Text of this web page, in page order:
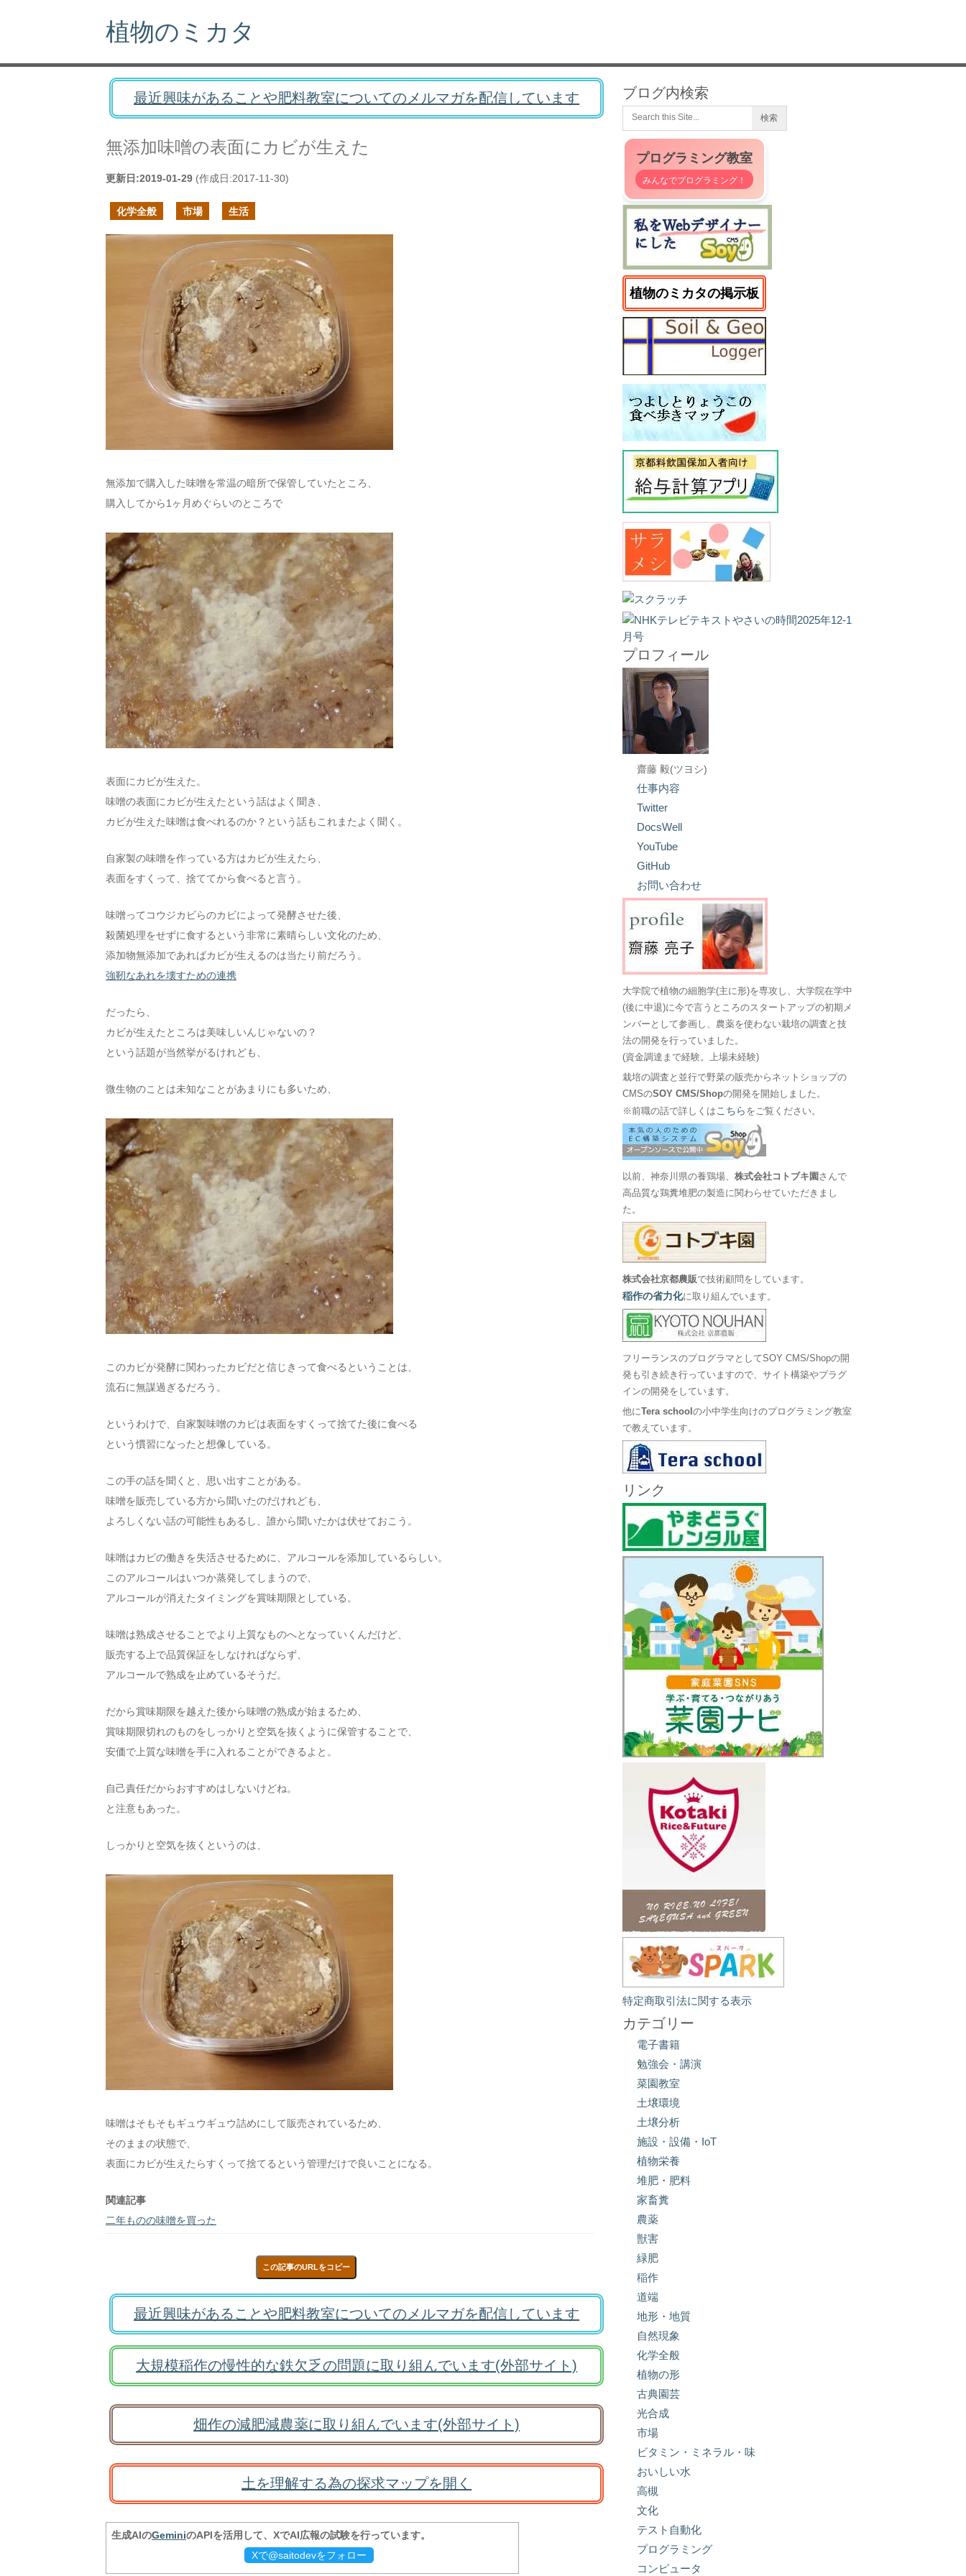
植物のミカタ
最近興味があることや肥料教室についてのメルマガを配信しています
無添加味噌の表面にカビが生えた
更新日:2019-01-29 (作成日:2017-11-30)
化学全般 市場 生活
無添加で購入した味噌を常温の暗所で保管していたところ、
購入してから1ヶ月めぐらいのところで
表面にカビが生えた。
味噌の表面にカビが生えたという話はよく聞き、
カビが生えた味噌は食べれるのか？という話もこれまたよく聞く。
自家製の味噌を作っている方はカビが生えたら、
表面をすくって、捨ててから食べると言う。
味噌ってコウジカビらのカビによって発酵させた後、
殺菌処理をせずに食するという非常に素晴らしい文化のため、
添加物無添加であればカビが生えるのは当たり前だろう。
強靭なあれを壊すための連携
だったら、
カビが生えたところは美味しいんじゃないの？
という話題が当然挙がるけれども、
微生物のことは未知なことがあまりにも多いため、
このカビが発酵に関わったカビだと信じきって食べるということは、
流石に無謀過ぎるだろう。
というわけで、自家製味噌のカビは表面をすくって捨てた後に食べる
という慣習になったと想像している。
この手の話を聞くと、思い出すことがある。
味噌を販売している方から聞いたのだけれども、
よろしくない話の可能性もあるし、誰から聞いたかは伏せておこう。
味噌はカビの働きを失活させるために、アルコールを添加しているらしい。
このアルコールはいつか蒸発してしまうので、
アルコールが消えたタイミングを賞味期限としている。
味噌は熟成させることでより上質なものへとなっていくんだけど、
販売する上で品質保証をしなければならず、
アルコールで熟成を止めているそうだ。
だから賞味期限を越えた後から味噌の熟成が始まるため、
賞味期限切れのものをしっかりと空気を抜くように保管することで、
安価で上質な味噌を手に入れることができるよと。
自己責任だからおすすめはしないけどね。
と注意もあった。
しっかりと空気を抜くというのは、
味噌はそもそもギュウギュウ詰めにして販売されているため、
そのままの状態で、
表面にカビが生えたらすくって捨てるという管理だけで良いことになる。
関連記事
二年ものの味噌を買った
この記事のURLをコピー
最近興味があることや肥料教室についてのメルマガを配信しています
大規模稲作の慢性的な鉄欠乏の問題に取り組んでいます(外部サイト)
畑作の減肥減農薬に取り組んでいます(外部サイト)
土を理解する為の探求マップを開く
生成AIのGeminiのAPIを活用して、XでAI広報の試験を行っています。
Xで@saitodevをフォロー
ブログ内検索
プログラミング教室
みんなでプログラミング！
植物のミカタの掲示板
プロフィール
齋藤 毅(ツヨシ)
仕事内容
Twitter
DocsWell
YouTube
GitHub
お問い合わせ
大学院で植物の細胞学(主に形)を専攻し、大学院在学中
(後に中退)に今で言うところのスタートアップの初期メ
ンバーとして参画し、農薬を使わない栽培の調査と技
法の開発を行っていました。
(資金調達まで経験。上場未経験)
栽培の調査と並行で野菜の販売からネットショップの
CMSのSOY CMS/Shopの開発を開始しました。
※前職の話で詳しくは こちら をご覧ください。
以前、神奈川県の養鶏場、株式会社コトブキ園 さんで
高品質な鶏糞堆肥の製造に関わらせていただきまし
た。
株式会社京都農販で技術顧問をしています。
稲作の省力化に取り組んでいます。
フリーランスのプログラマとしてSOY CMS/Shopの開
発も引き続き行っていますので、サイト構築やプラグ
インの開発をしています。
他にTera schoolの小中学生向けのプログラミング教室
で教えています。
リンク
特定商取引法に関する表示
カテゴリー
電子書籍
勉強会・講演
菜園教室
土壌環境
土壌分析
施設・設備・IoT
植物栄養
堆肥・肥料
家畜糞
農薬
獣害
緑肥
稲作
道端
地形・地質
自然現象
化学全般
植物の形
古典園芸
光合成
市場
ビタミン・ミネラル・味
おいしい水
高槻
文化
テスト自動化
プログラミング
コンピュータ